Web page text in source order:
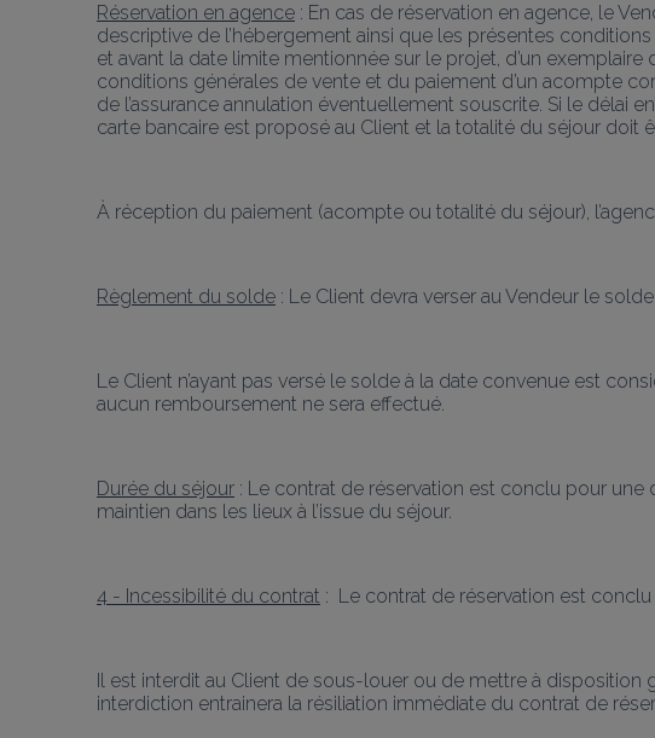
Réservation en agence : En cas de réservation en agence, le
descriptive de l’hébergement ainsi que les présentes
et avant la date limite mentionnée sur le projet, d’un
conditions générales de vente et du paiement d’un acompte
de l’assurance annulation éventuellement souscrite. Si le délai
carte bancaire est proposé au Client et la totalité du séjour doit
À réception du paiement (acompte ou totalité du séjour),
Règlement du solde : Le Client devra verser au Vendeur le
Le Client n’ayant pas versé le solde à la date convenue est
aucun remboursement ne sera effectué.
Durée du séjour : Le contrat de réservation est conclu pour une
maintien dans les lieux à l’issue du séjour.
4 - Incessibilité du contrat :  Le contrat de réservation est
Il est interdit au Client de sous-louer ou de mettre à
interdiction entrainera la résiliation immédiate du contrat de